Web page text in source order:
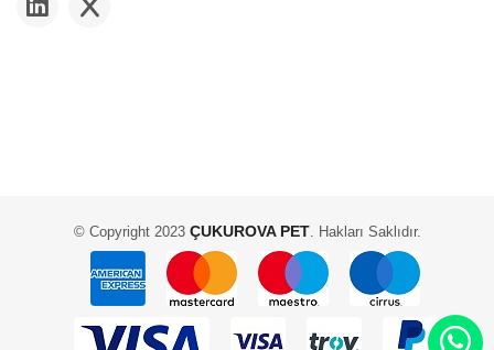
© Copyright 2023ÇUKUROVA PET. Hakları Saklıdır.